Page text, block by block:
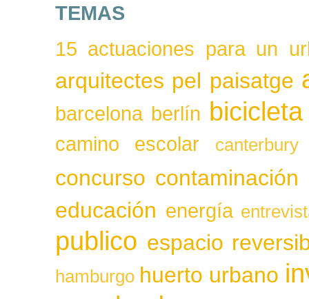
TEMAS
15 actuaciones para un
arquitectes pel paisatge
barcelona berlín bicicleta
camino escolar canterbury
concurso contaminación
educación energía
publico espacio
hamburgo huerto urbano